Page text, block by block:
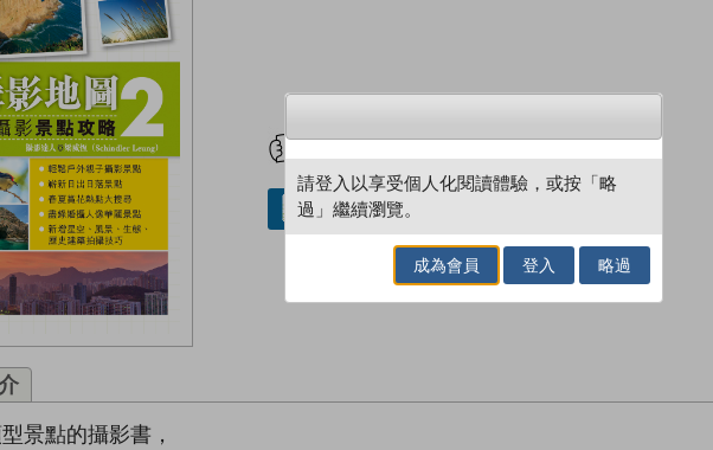
借閱實體書
景點的攝影書，
請登入以享受個人化閱讀體驗，或按「略
過」繼續瀏覽。
成為會員 登入 略過